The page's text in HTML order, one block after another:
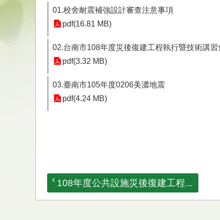
01.校舍耐震補強設計審查注意事項
pdf(16.81 MB)
02.台南市108年度災後復建工程執行暨技術講習
pdf(3.32 MB)
03.臺南市105年度0206美濃地震
pdf(4.24 MB)
108年度公共設施災後復建工程...